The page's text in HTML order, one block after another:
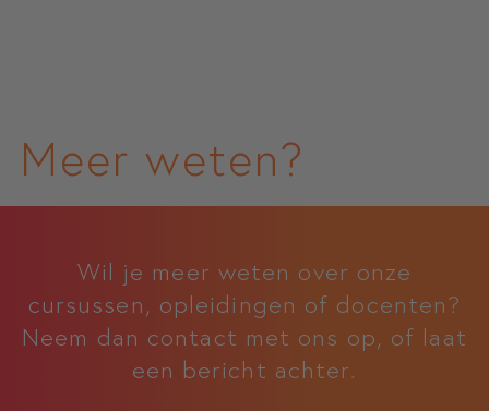
Meer weten?
Wil je meer weten over onze
cursussen, opleidingen of docenten?
Neem dan contact met ons op, of laat
een bericht achter.